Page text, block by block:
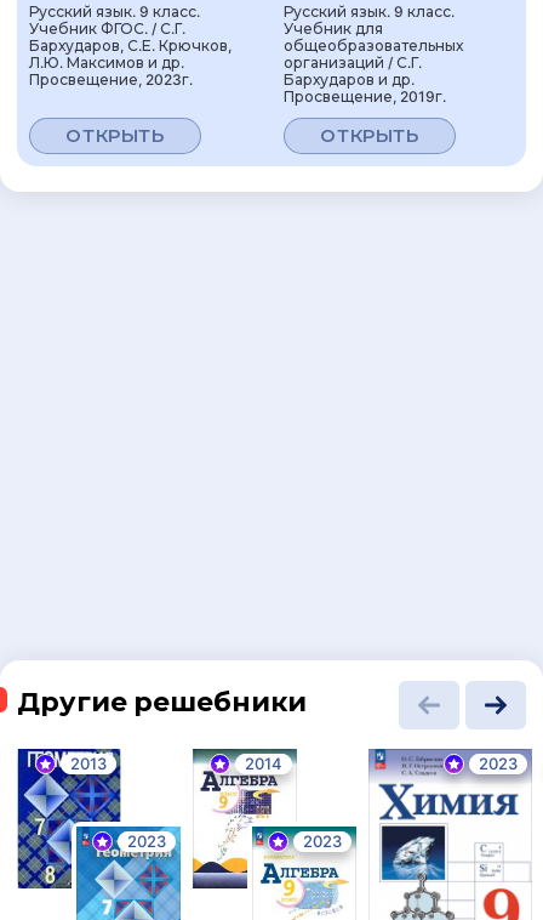
Русский язык. 9 класс.
Учебник ФГОС. / С.Г.
Бархударов, С.Е. Крючков,
Л.Ю. Максимов и др.
Просвещение, 2023г.
ОТКРЫТЬ
Русский язык. 9 класс.
Учебник для
общеобразовательных
организаций / С.Г.
Бархударов и др.
Просвещение, 2019г.
ОТКРЫТЬ
Другие решебники
2013
2023
2014
2023
2023